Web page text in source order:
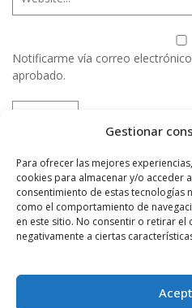
Gestionar
Para ofrecer las mejores
cookies para almacenar y/o acceder
consentimiento de estas
como el comportamiento de
en este sitio. No consentir o retirar
negativamente a ciertas
Notificarme vía correo
aprobado.
cómo se procesan los
PUBLICIDAD